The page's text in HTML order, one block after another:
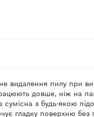
видалення пилу при
довше, ніж на
сумісна з будь-якою
гладку поверхню без